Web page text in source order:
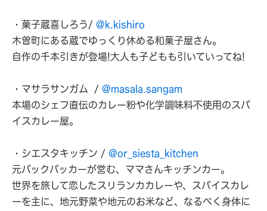
・菓子蔵喜しろう/ @k.kishiro
木曽町にある蔵でゆっくり休める和菓子屋さん。
自作の千本引きが登場!大人も子どもも引いていってね!
・マサラサンガム / @masala.sangam
本場のシェフ直伝のカレー粉や化学調味料不使用のスパ
イスカレー屋。
・シエスタキッチン / @or_siesta_kitchen
元バックパッカーが営む、ママさんキッチンカー。
世界を旅して恋したスリランカカレーや、スパイスカレ
ーを主に、地元野菜や地元のお米など、なるべく身体に